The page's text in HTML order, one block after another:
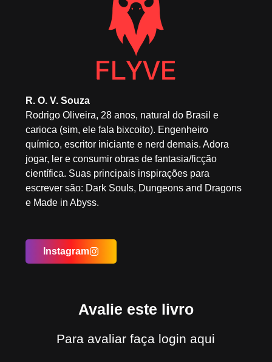
R. O. V. Souza
Rodrigo Oliveira, 28 anos, natural do Brasil e
carioca (sim, ele fala bixcoito). Engenheiro
químico, escritor iniciante e nerd demais. Adora
jogar, ler e consumir obras de fantasia/ficção
científica. Suas principais inspirações para
escrever são: Dark Souls, Dungeons and Dragons
e Made in Abyss.
Instagram
Avalie este livro
Para avaliarfaça login aqui